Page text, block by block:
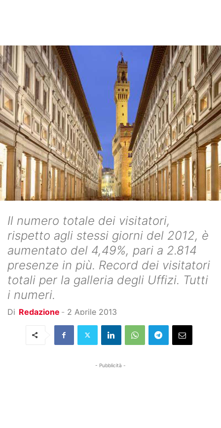
Il numero totale dei visitatori,
rispetto agli stessi giorni del 2012, è
aumentato del 4,49%, pari a 2.814
presenze in più. Record dei visitatori
totali per la galleria degli Uffizi. Tutti
i numeri.
Di Redazione - 2 Aprile 2013
- Pubblicità -